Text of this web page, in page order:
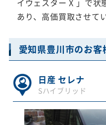
あり、高価買取させて
愛知県豊川市のお客
日産 セレナ
Sハイブリッド